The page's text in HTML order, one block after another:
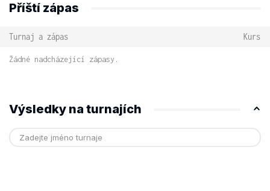
Příští zápas
Turnaj a zápas Kurs
Žádné nadcházející zápasy.
Výsledky na turnajích